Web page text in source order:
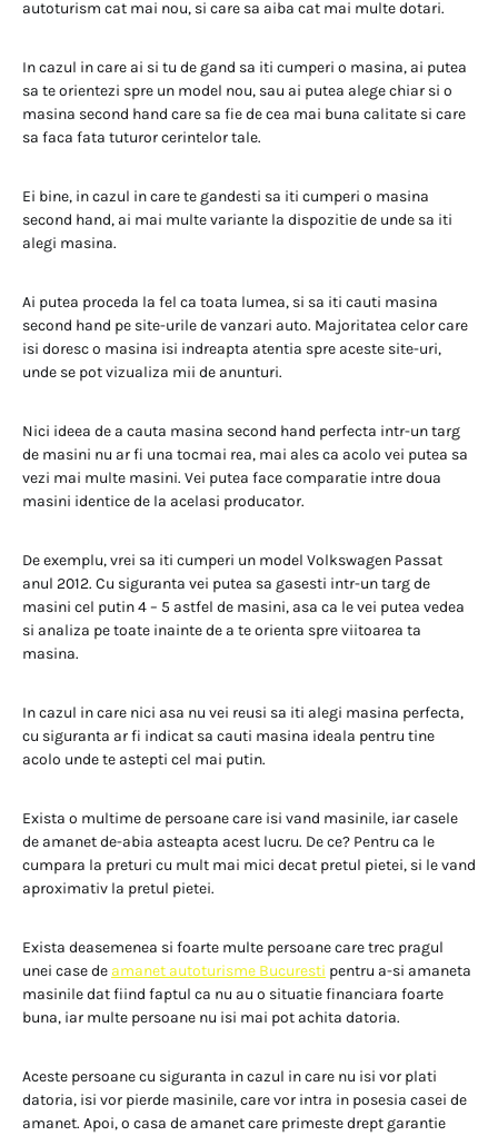
autoturism cat mai nou, si care sa aiba cat mai multe dotari.
In cazul in care ai si tu de gand sa iti cumperi o masina, ai putea
sa te orientezi spre un model nou, sau ai putea alege chiar si o
masina second hand care sa fie de cea mai buna calitate si care
sa faca fata tuturor cerintelor tale.
Ei bine, in cazul in care te gandesti sa iti cumperi o masina
second hand, ai mai multe variante la dispozitie de unde sa iti
alegi masina.
Ai putea proceda la fel ca toata lumea, si sa iti cauti masina
second hand pe site-urile de vanzari auto. Majoritatea celor care
isi doresc o masina isi indreapta atentia spre aceste site-uri,
unde se pot vizualiza mii de anunturi.
Nici ideea de a cauta masina second hand perfecta intr-un targ
de masini nu ar fi una tocmai rea, mai ales ca acolo vei putea sa
vezi mai multe masini. Vei putea face comparatie intre doua
masini identice de la acelasi producator.
De exemplu, vrei sa iti cumperi un model Volkswagen Passat
anul 2012. Cu siguranta vei putea sa gasesti intr-un targ de
masini cel putin 4 – 5 astfel de masini, asa ca le vei putea vedea
si analiza pe toate inainte de a te orienta spre viitoarea ta
masina.
In cazul in care nici asa nu vei reusi sa iti alegi masina perfecta,
cu siguranta ar fi indicat sa cauti masina ideala pentru tine
acolo unde te astepti cel mai putin.
Exista o multime de persoane care isi vand masinile, iar casele
de amanet de-abia asteapta acest lucru. De ce? Pentru ca le
cumpara la preturi cu mult mai mici decat pretul pietei, si le vand
aproximativ la pretul pietei.
Exista deasemenea si foarte multe persoane care trec pragul
unei case de amanet autoturisme Bucuresti pentru a-si amaneta
masinile dat fiind faptul ca nu au o situatie financiara foarte
buna, iar multe persoane nu isi mai pot achita datoria.
Aceste persoane cu siguranta in cazul in care nu isi vor plati
datoria, isi vor pierde masinile, care vor intra in posesia casei de
amanet. Apoi, o casa de amanet care primeste drept garantie